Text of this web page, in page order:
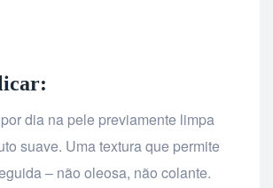
dia na pele previamente limpa
suave. Uma textura que permite
– não oleosa, não colante.